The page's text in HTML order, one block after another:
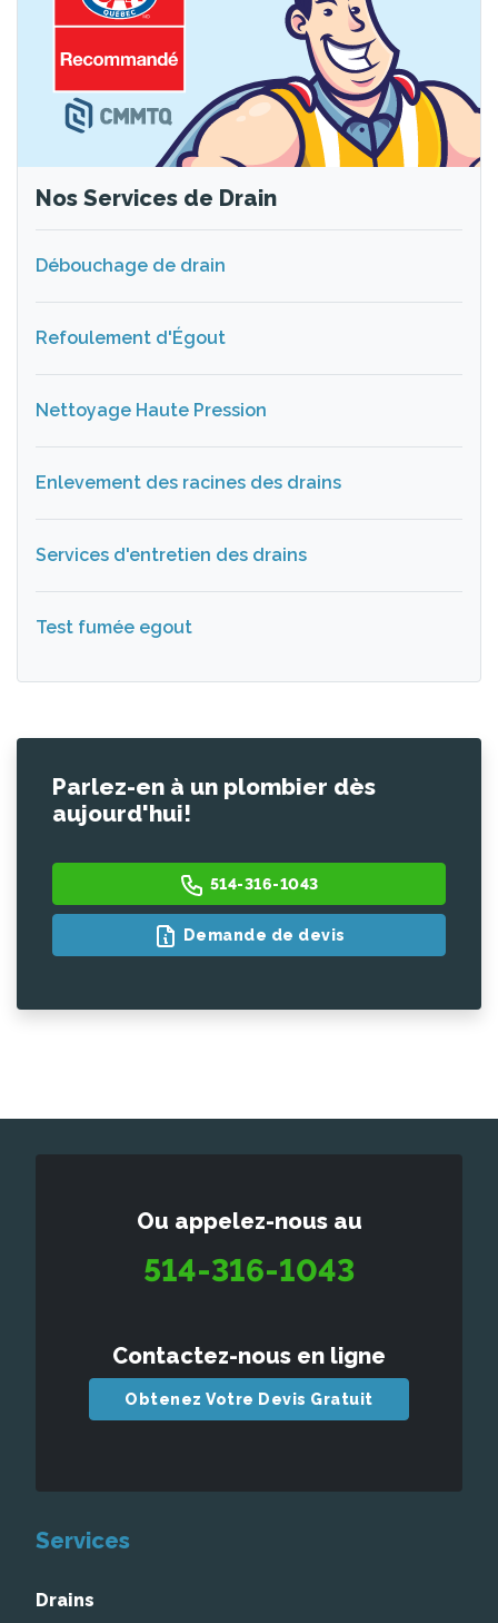
Nos Services de Drain
Débouchage de drain
Refoulement d'Égout
Nettoyage Haute Pression
Enlevement des racines des drains
Services d'entretien des drains
Test fumée egout
Parlez-en à un plombier dès
aujourd'hui!
514-316-1043
Demande de devis
Ou appelez-nous au
514-316-1043
Contactez-nous en ligne
Obtenez Votre Devis Gratuit
Services
Drains